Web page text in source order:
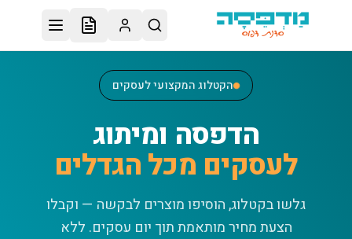
דלג לתוכן הראשי
הקטלוג המקצועי לעסקים
הדפסה ומיתוג
לעסקים מכל הגדלים
גלשו בקטלוג, הוסיפו מוצרים לבקשה — וקבלו
הצעת מחיר מותאמת תוך יום עסקים. ללא